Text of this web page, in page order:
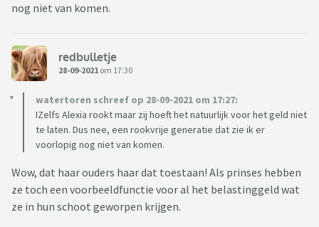
nog niet van komen.
redbulletje
28-09-2021 om 17:30
watertoren schreef op 28-09-2021 om 17:27:
IZelfs Alexia rookt maar zij hoeft het natuurlijk voor het geld niet
te laten. Dus nee, een rookvrije generatie dat zie ik er
voorlopig nog niet van komen.
Wow, dat haar ouders haar dat toestaan! Als prinses hebben
ze toch een voorbeeldfunctie voor al het belastinggeld wat
ze in hun schoot geworpen krijgen.